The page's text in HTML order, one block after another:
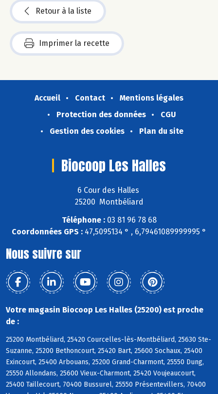
Retour à la liste
Imprimer la recette
Accueil Contact
Mentions légales
Protection des données
CGU
Gestion des cookies
Plan du site
Biocoop Les Halles
6 Cour des Halles
25200 Montbéliard
Téléphone :03 81 96 78 68
Coordonnées GPS : 47,5095134 ° , 6,79461089999995 °
Nous suivre sur
Votre magasin Biocoop Les Halles (25200) est proche
de :
25200 Montbéliard, 25420 Courcelles-lès-Montbéliard, 25630 Ste-
Suzanne, 25200 Bethoncourt, 25420 Bart, 25600 Sochaux, 25400
Exincourt, 25400 Arbouans, 25200 Grand-Charmont, 25550 Dung,
25550 Allondans, 25600 Vieux-Charmont, 25420 Voujeaucourt,
25400 Taillecourt, 70400 Bussurel, 25550 Présentevillers, 70400